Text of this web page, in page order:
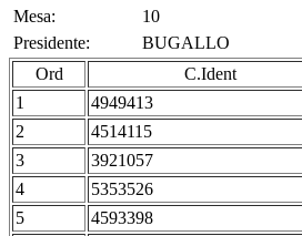
Mesa:
10
Presidente:
BUGALLO
Ord
C.Ident
1
4949413
2 4514115
3 3921057
4 5353526
5 4593398